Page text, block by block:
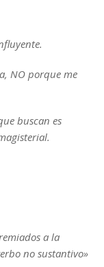
NO porque me
buscan es
a la
no sustantivo»